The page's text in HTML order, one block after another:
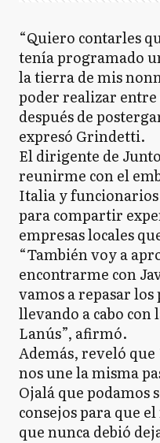
“Quiero contarles
tenía programado
la tierra de mis
poder realizar entre
después de
expresó Grindetti.
El dirigente de
reunirme con el
Italia y funcionarios
para compartir
empresas locales
“También voy a
encontrarme con
vamos a repasar
llevando a cabo con
Lanús”, afirmó.
Además, reveló
nos une la misma
Ojalá que podamos
consejos para que
que nunca debió